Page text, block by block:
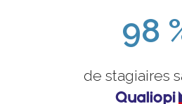
98
de stagiaires